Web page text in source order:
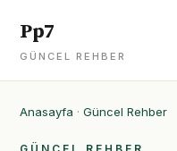
Pp7
GÜNCEL REHBER
Anasayfa · Güncel Rehber